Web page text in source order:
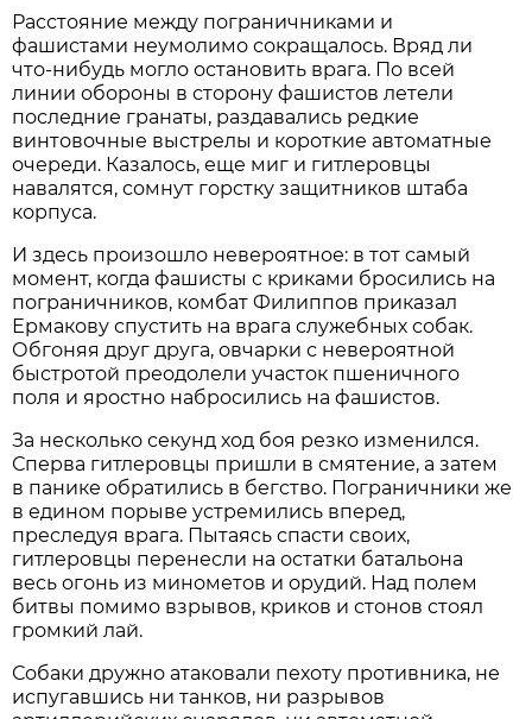
Расстояние между пограничниками и
фашистами неумолимо сокращалось. Вряд ли
что-нибудь могло остановить врага. По всей
линии обороны в сторону фашистов летели
последние гранаты, раздавались редкие
винтовочные выстрелы и короткие автоматные
очереди. Казалось, еще миг и гитлеровцы
навалятся, сомнут горстку защитников штаба
корпуса.
И здесь произошло невероятное: в тот самый
момент, когда фашисты с криками бросились на
пограничников, комбат Филиппов приказал
Ермакову спустить на врага служебных собак.
Обгоняя друг друга, овчарки с невероятной
быстротой преодолели участок пшеничного
поля и яростно набросились на фашистов.
За несколько секунд ход боя резко изменился.
Сперва гитлеровцы пришли в смятение, а затем
в панике обратились в бегство. Пограничники же
в едином порыве устремились вперед,
преследуя врага. Пытаясь спасти своих,
гитлеровцы перенесли на остатки батальона
весь огонь из минометов и орудий. Над полем
битвы помимо взрывов, криков и стонов стоял
громкий лай.
Собаки дружно атаковали пехоту противника, не
испугавшись ни танков, ни разрывов